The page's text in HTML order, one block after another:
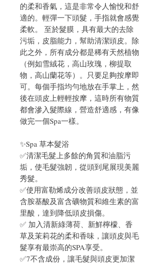
的柔和香氣，這是非常令人愉悅和舒
適的。輕彈一下頭髮，手指就會感覺
柔軟。 至於髮膜，具有最大的去除
污垢，皮脂能力，幫助清潔頭皮。除
此之外，所有成分都是稀有天然植物
（例如雪絨花，高山玫瑰，柳提取
物，高山蘭花等）。只要足夠按摩即
可。每個手指均勻地放在手掌上，然
後在頭皮上輕輕按摩，這時所有物質
都會滲入髮際線，營造舒適感，有像
做完一個Spa一樣。
✨Spa 草本髮浴
✅清潔毛髮上多餘的角質和油脂污
垢，使毛髮強韌，從頭到尾展現美麗
秀髮。
✅使用富勒烯成分改善頭皮狀態，並
含胺基酸及富含礦物質和維生素的富
里酸，達到降低頭皮損傷。
✅ 加入清新綠薄荷、新鮮檸檬、香
草及茉莉花的柔和香味，讓頭皮與毛
髮享有最崇高的SPA享受。
✅7不含成份，讓毛髮與頭皮更加潔